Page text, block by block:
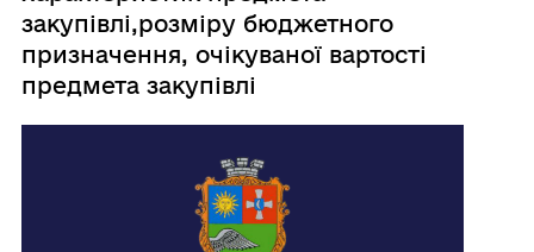
закупівлі,розміру бюджетного
призначення, очікуваної вартості
предмета закупівлі